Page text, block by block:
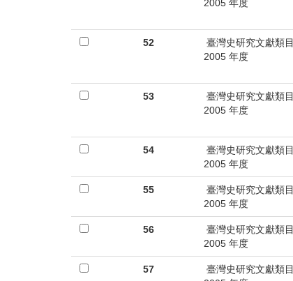
2005 年度
52
臺灣史研究文獻類目
2005 年度
53
臺灣史研究文獻類目
2005 年度
54
臺灣史研究文獻類目
2005 年度
55
臺灣史研究文獻類目
2005 年度
56
臺灣史研究文獻類目
2005 年度
57
臺灣史研究文獻類目